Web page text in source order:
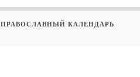
ПРАВОСЛАВНЫЙ КАЛЕНДАРЬ